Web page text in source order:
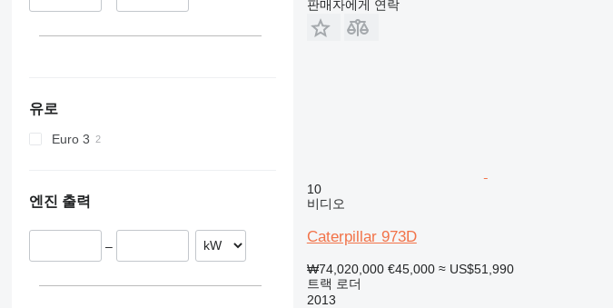
유로
Euro 3
엔진 출력
–
판매자에게 연락
10
비디오
Caterpillar 973D
₩74,020,000 €45,000 ≈ US$51,990
트랙 로더
2013